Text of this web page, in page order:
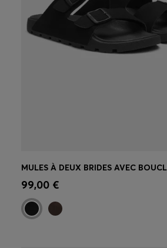
Achat rapide
taille)
99,00 €